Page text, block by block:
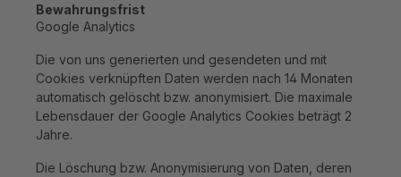
Bewahrungsfrist
Google Analytics
Die von uns generierten und gesendeten und mit
Cookies verknüpften Daten werden nach 14 Monaten
automatisch gelöscht bzw. anonymisiert. Die maximale
Lebensdauer der Google Analytics Cookies beträgt 2
Jahre.
Die Löschung bzw. Anonymisierung von Daten, deren